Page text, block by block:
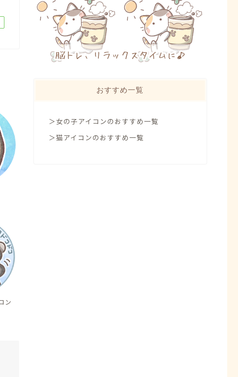
ン
おすすめ一覧
＞女の子アイコンのおすすめ一覧
＞猫アイコンのおすすめ一覧